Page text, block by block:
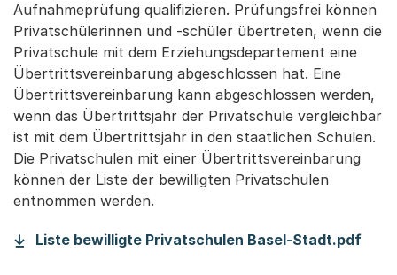
Aufnahmeprüfung qualifizieren. Prüfungsfrei können
Privatschülerinnen und -schüler übertreten, wenn die
Privatschule mit dem Erziehungsdepartement eine
Übertrittsvereinbarung abgeschlossen hat. Eine
Übertrittsvereinbarung kann abgeschlossen werden,
wenn das Übertrittsjahr der Privatschule vergleichbar
ist mit dem Übertrittsjahr in den staatlichen Schulen.
Die Privatschulen mit einer Übertrittsvereinbarung
können der Liste der bewilligten Privatschulen
entnommen werden.
Liste bewilligte Privatschulen Basel-Stadt.pdf